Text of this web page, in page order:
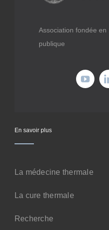
Formations
Offres professionnelles
Cotiser
Contact
Association fondée en
publique
En savoir plus
La médecine thermale
La cure thermale
Recherche